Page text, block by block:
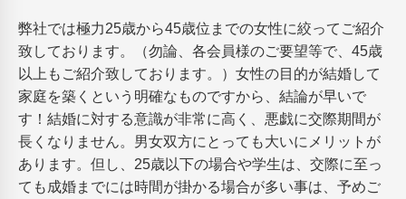
弊社では極力25歳から45歳位までの女性に絞ってご紹介
致しております。（勿論、各会員様のご要望等で、45歳
以上もご紹介致しております。）女性の目的が結婚して
家庭を築くという明確なものですから、結論が早いで
す！結婚に対する意識が非常に高く、悪戯に交際期間が
長くなりません。男女双方にとっても大いにメリットが
あります。但し、25歳以下の場合や学生は、交際に至っ
ても成婚までには時間が掛かる場合が多い事は、予めご